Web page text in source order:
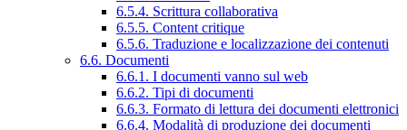
6.5.4. Scrittura collaborativa
6.5.5. Content critique
6.5.6. Traduzione e localizzazione dei contenuti
6.6. Documenti
6.6.1. I documenti vanno sul web
6.6.2. Tipi di documenti
6.6.3. Formato di lettura dei documenti elettronici
6.6.4. Modalità di produzione dei documenti